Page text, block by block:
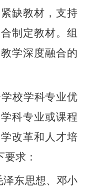
缺教材，支持
制定教材。组
学深度融合的
校学科专业优
科专业或课程
改革和人才培
求：
泽东思想、邓小